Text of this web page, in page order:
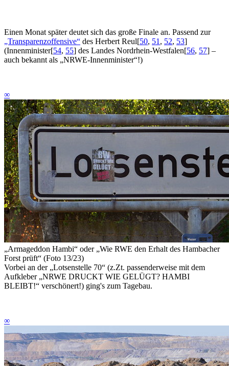
Einen Monat später deutet sich das große Finale an. Passend zur
„Transparenzoffensive“ des Herbert Reul[50, 51 , 52, 53]
(Innenminister[54, 55] des Landes Nordrhein-Westfalen[56, 57] –
auch bekannt als „NRWE-Innenminister“!)
∞
„Armageddon Hambi“ oder„Wie RWE den Erhalt des Hambacher
Forst prüft“ (Foto 13/23)
Vorbei an der „Lotsenstelle 70“ (z.Zt. passenderweise mit dem
Aufkleber „NRWE DRUCKT WIE GELÜGT? HAMBI
BLEIBT!“ verschönert!) ging's zum Tagebau.
∞